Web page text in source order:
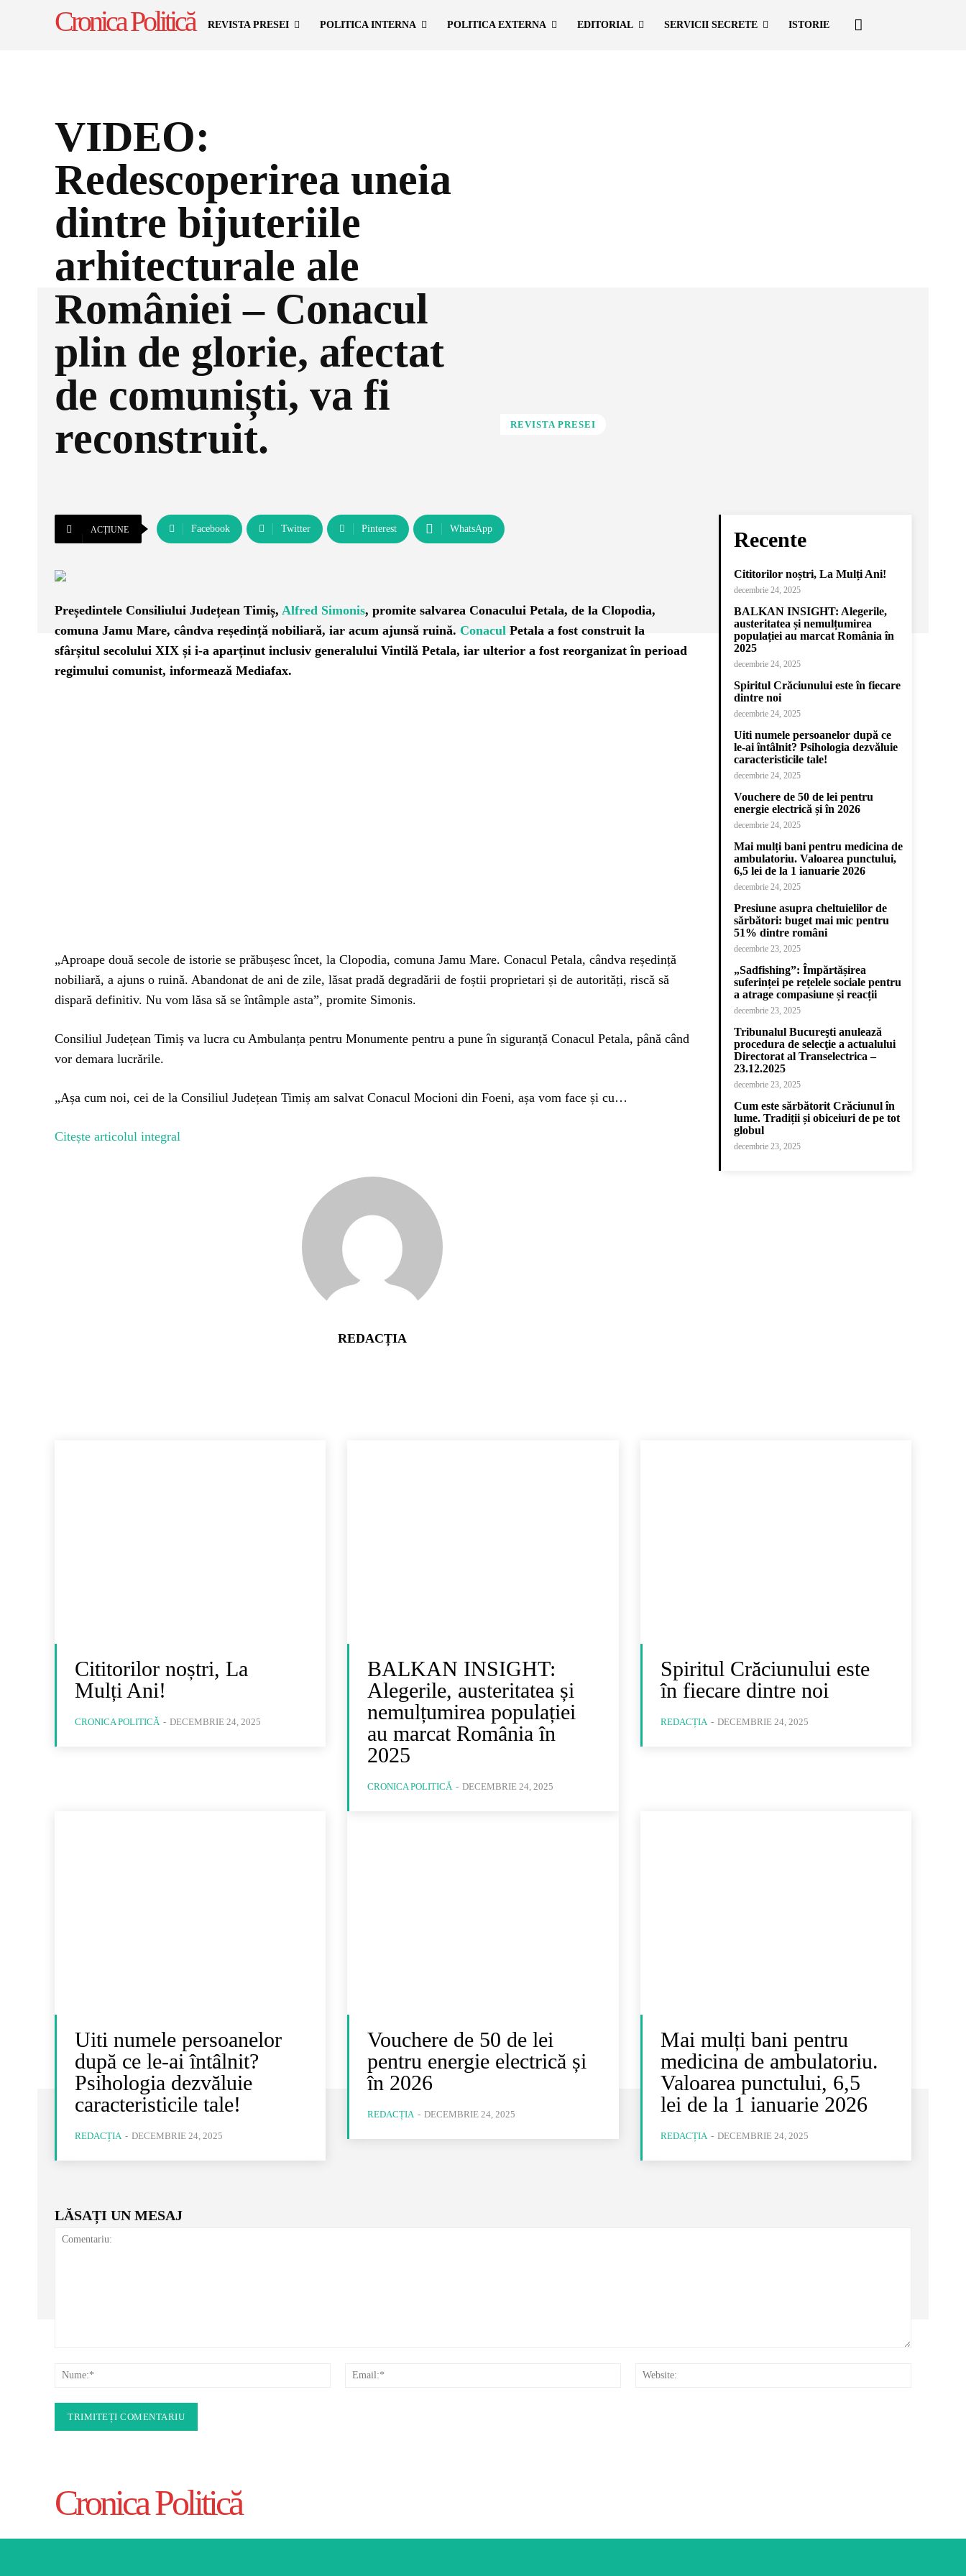
Cronica Politică REVISTA PRESEI POLITICA INTERNA POLITICA EXTERNA EDITORIAL SERVICII SECRETE ISTORIE
VIDEO:
Redescoperirea uneia
dintre bijuteriile
arhitecturale ale
României – Conacul
plin de glorie, afectat
de comuniști, va fi
reconstruit.
REVISTA PRESEI
ACȚIUNE Facebook Twitter Pinterest WhatsApp
Președintele Consiliului Județean Timiș, Alfred Simonis, promite salvarea Conacului Petala, de la Clopodia,
comuna Jamu Mare, cândva reședință nobiliară, iar acum ajunsă ruină. Conacul Petala a fost construit la
sfârșitul secolului XIX și i-a aparținut inclusiv generalului Vintilă Petala, iar ulterior a fost reorganizat în perioad
regimului comunist, informează Mediafax.
„Aproape două secole de istorie se prăbușesc încet, la Clopodia, comuna Jamu Mare. Conacul Petala, cândva reședință
nobiliară, a ajuns o ruină. Abandonat de ani de zile, lăsat pradă degradării de foștii proprietari și de autorități, riscă să
dispară definitiv. Nu vom lăsa să se întâmple asta”, promite Simonis.
Consiliul Județean Timiș va lucra cu Ambulanța pentru Monumente pentru a pune în siguranță Conacul Petala, până când
vor demara lucrările.
„Așa cum noi, cei de la Consiliul Județean Timiș am salvat Conacul Mocioni din Foeni, așa vom face și cu…
Citește articolul integral
REDACȚIA
Recente
Cititorilor noștri, La Mulți Ani!
decembrie 24, 2025
BALKAN INSIGHT: Alegerile,
austeritatea și nemulțumirea
populației au marcat România în
2025
decembrie 24, 2025
Spiritul Crăciunului este în fiecare
dintre noi
decembrie 24, 2025
Uiti numele persoanelor după ce
le-ai întâlnit? Psihologia dezvăluie
caracteristicile tale!
decembrie 24, 2025
Vouchere de 50 de lei pentru
energie electrică și în 2026
decembrie 24, 2025
Mai mulți bani pentru medicina de
ambulatoriu. Valoarea punctului,
6,5 lei de la 1 ianuarie 2026
decembrie 24, 2025
Presiune asupra cheltuielilor de
sărbători: buget mai mic pentru
51% dintre români
decembrie 23, 2025
„Sadfishing”: Împărtășirea
suferinței pe rețelele sociale pentru
a atrage compasiune și reacții
decembrie 23, 2025
Tribunalul Bucureşti anulează
procedura de selecţie a actualului
Directorat al Transelectrica –
23.12.2025
decembrie 23, 2025
Cum este sărbătorit Crăciunul în
lume. Tradiții și obiceiuri de pe tot
globul
decembrie 23, 2025
Cititorilor noștri, La
Mulți Ani!
CRONICA POLITICĂ - DECEMBRIE 24, 2025
BALKAN INSIGHT:
Alegerile, austeritatea și
nemulțumirea populației
au marcat România în
2025
CRONICA POLITICĂ - DECEMBRIE 24, 2025
Spiritul Crăciunului este
în fiecare dintre noi
REDACȚIA - DECEMBRIE 24, 2025
Uiti numele persoanelor
după ce le-ai întâlnit?
Psihologia dezvăluie
caracteristicile tale!
REDACȚIA - DECEMBRIE 24, 2025
Vouchere de 50 de lei
pentru energie electrică și
în 2026
REDACȚIA - DECEMBRIE 24, 2025
Mai mulți bani pentru
medicina de ambulatoriu.
Valoarea punctului, 6,5
lei de la 1 ianuarie 2026
REDACȚIA - DECEMBRIE 24, 2025
LĂSAȚI UN MESAJ
Nume:*
Email:*
Cronica Politică